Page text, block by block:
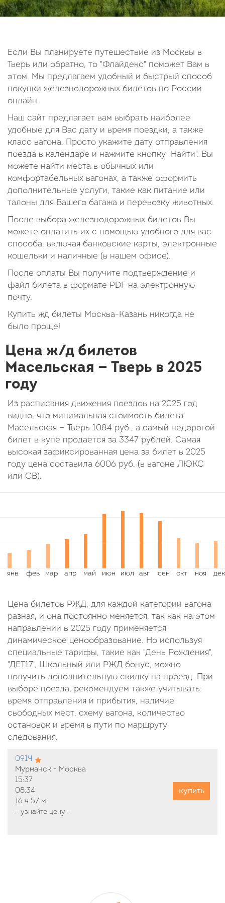
Если Вы планируете путешествие из Москвы в
Тверь или обратно, то "Флайдекс" поможет Вам в
этом. Мы предлагаем удобный и быстрый способ
покупки железнодорожных билетов по России
онлайн.
Наш сайт предлагает вам выбрать наиболее
удобные для Вас дату и время поездки, а также
класс вагона. Просто укажите дату отправления
поезда в календаре и нажмите кнопку "Найти". Вы
можете найти места в обычных или
комфортабельных вагонах, а также оформить
дополнительные услуги, такие как питание или
талоны для Вашего багажа и перевозку животных.
После выбора железнодорожных билетов Вы
можете оплатить их с помощью удобного для вас
способа, включая банковские карты, электронные
кошельки и наличные (в нашем офисе).
После оплаты Вы получите подтверждение и
файл билета в формате PDF на электронную
почту.
Купить жд билеты Москва-Казань никогда не
было проще!
Цена ж/д билетов
Масельская — Тверь в 2025
году
Из расписания движения поездов на 2025 год
видно, что минимальная стоимость билета
Масельская — Тверь 1084 руб., а самый недорогой
билет в купе продается за 3347 рублей. Самая
высокая зафиксированная цена за билет в 2025
году цена составила 6006 руб. (в вагоне ЛЮКС
или СВ).
Цена билетов РЖД, для каждой категории вагона
разная, и она постоянно меняется, так как на этом
направлении в 2025 году применяется
динамическое ценообразование. Но используя
специальные тарифы, такие как "День Рождения",
"ДЕТ17", Школьный или РЖД бонус, можно
получить дополнительную скидку на проезд. При
выборе поезда, рекомендуем также учитывать:
время отправления и прибытия, наличие
свободных мест, схему вагона, количество
остановок и время в пути по маршруту
следования.
091Ч
Мурманск - Москва
15:37
08:34
16 ч 57 м
- узнайте цену -
купить
14
15 16 17 18 19
20
Октябрь 2026
5
6 7 8 9 10
11
12
13 14 15 16 17
18
19
20 21 22 23
31